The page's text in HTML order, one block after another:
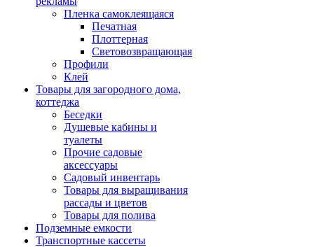
Пленка самоклеящаяся
Печатная
Плоттерная
Световозвращающая
Профили
Клей
Товары для загородного дома,
коттеджа
Беседки
Душевые кабины и
туалеты
Прочие садовые
аксессуары
Садовый инвентарь
Товары для выращивания
рассады и цветов
Товары для полива
Подземные емкости
Транспортные кассеты